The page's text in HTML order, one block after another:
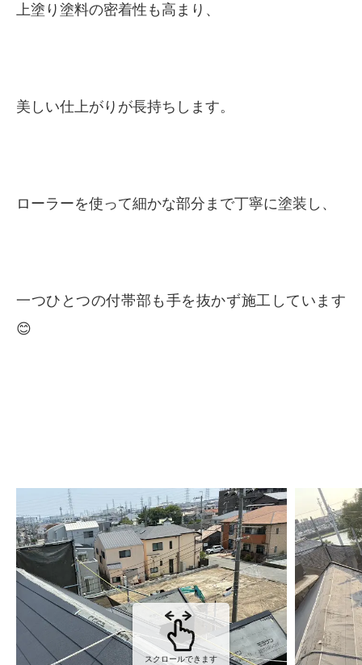
上塗り塗料の密着性も高まり、
美しい仕上がりが長持ちします。
ローラーを使って細かな部分まで丁寧に塗装し、
一つひとつの付帯部も手を抜かず施工しています
😊
スクロールできます